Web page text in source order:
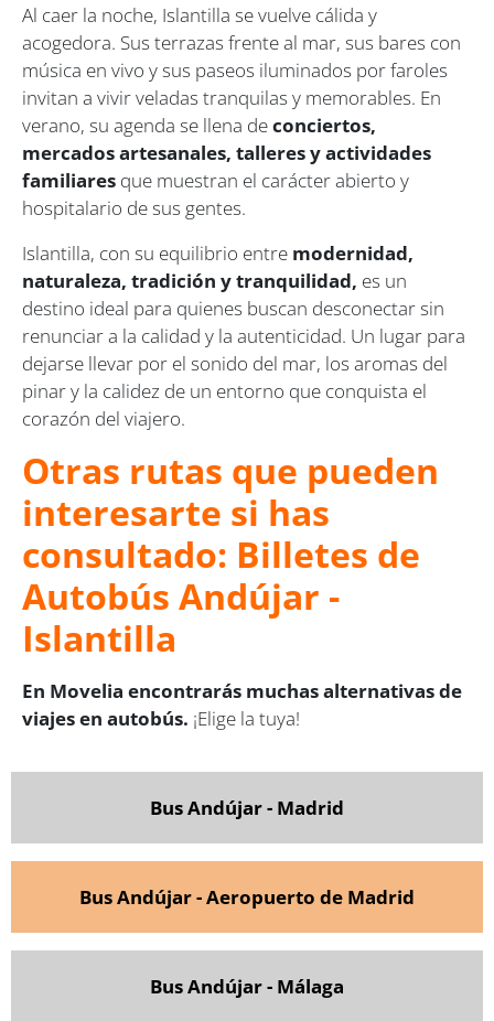
Al caer la noche, Islantilla se vuelve cálida y
acogedora. Sus terrazas frente al mar, sus bares con
música en vivo y sus paseos iluminados por faroles
invitan a vivir veladas tranquilas y memorables. En
verano, su agenda se llena deconciertos,
mercados artesanales, talleres y actividades
familiares que muestran el carácter abierto y
hospitalario de sus gentes.
Islantilla, con su equilibrio entre modernidad,
naturaleza, tradición y tranquilidad, es un
destino ideal para quienes buscan desconectar sin
renunciar a la calidad y la autenticidad. Un lugar para
dejarse llevar por el sonido del mar, los aromas del
pinar y la calidez de un entorno que conquista el
corazón del viajero.
Otras rutas que pueden
interesarte si has
consultado: Billetes de
Autobús Andújar -
Islantilla
En Movelia encontrarás muchas alternativas de
viajes en autobús. ¡Elige la tuya!
Bus Andújar - Madrid
Bus Andújar - Aeropuerto de Madrid
Bus Andújar - Málaga